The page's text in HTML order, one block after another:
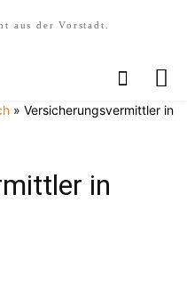
aus der Vorstadt.
» Versicherungsvermittler in
in